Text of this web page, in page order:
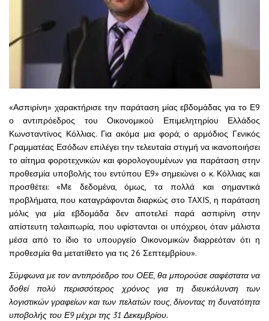
«Ασπιρίνη» χαρακτήρισε την παράταση μίας εβδομάδας για το Ε9
ο αντιπρόεδρος του Οικονομικού Επιμελητηρίου Ελλάδος
Κωνσταντίνος Κόλλιας. Για ακόμα μια φορά, ο αρμόδιος Γενικός
Γραμματέας Εσόδων επιλέγει την τελευταία στιγμή να ικανοποιήσει
το αίτημα φοροτεχνικών και φορολογουμένων για παράταση στην
προθεσμία υποβολής του εντύπου Ε9» σημειώνει ο κ. Κόλλιας και
προσθέτει: «Με δεδομένα, όμως, τα πολλά και σημαντικά
προβλήματα, που καταγράφονται διαρκώς στο TAXIS, η παράταση
μόλις για μία εβδομάδα δεν αποτελεί παρά ασπιρίνη στην
απίστευτη ταλαιπωρία, που υφίστανται οι υπόχρεοι, όταν μάλιστα
μέσα από το ίδιο το υπουργείο Οικονομικών διαρρεόταν ότι η
προθεσμία θα μετατίθετο για τις 26 Σεπτεμβρίου».
Σύμφωνα με τον αντιπρόεδρο του ΟΕΕ, θα μπορούσε σαφέστατα να
δοθεί πολύ περισσότερος χρόνος για τη διευκόλυνση των
λογιστικών γραφείων και των πελατών τους, δίνοντας τη δυνατότητα
υποβολής του Ε9 μέχρι της 31 Δεκεμβρίου.